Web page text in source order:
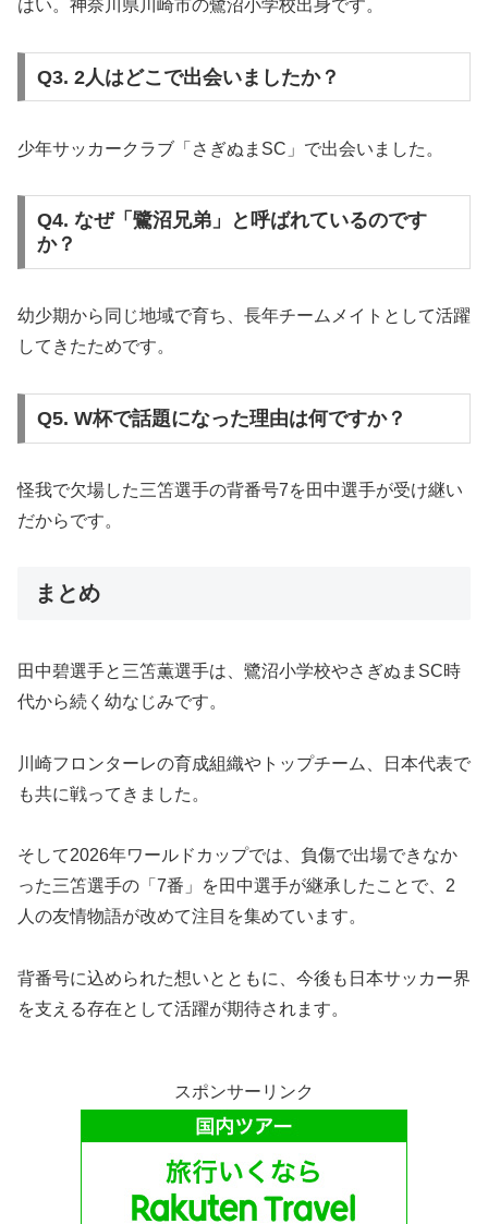
はい。神奈川県川崎市の鷺沼小学校出身です。
Q3. 2人はどこで出会いましたか？
少年サッカークラブ「さぎぬまSC」で出会いました。
Q4. なぜ「鷺沼兄弟」と呼ばれているのです
か？
幼少期から同じ地域で育ち、長年チームメイトとして活躍
してきたためです。
Q5. W杯で話題になった理由は何ですか？
怪我で欠場した三笘選手の背番号7を田中選手が受け継い
だからです。
まとめ
田中碧選手と三笘薫選手は、鷺沼小学校やさぎぬまSC時
代から続く幼なじみです。
川崎フロンターレの育成組織やトップチーム、日本代表で
も共に戦ってきました。
そして2026年ワールドカップでは、負傷で出場できなか
った三笘選手の「7番」を田中選手が継承したことで、2
人の友情物語が改めて注目を集めています。
背番号に込められた想いとともに、今後も日本サッカー界
を支える存在として活躍が期待されます。
スポンサーリンク